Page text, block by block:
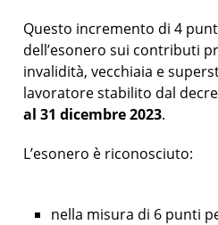
Questo incremento di 4
dell’esonero sui contributi
invalidità, vecchiaia e
lavoratore stabilito dal
al 31 dicembre 2023.
L’esonero è riconosciuto:
nella misura di 6 punti